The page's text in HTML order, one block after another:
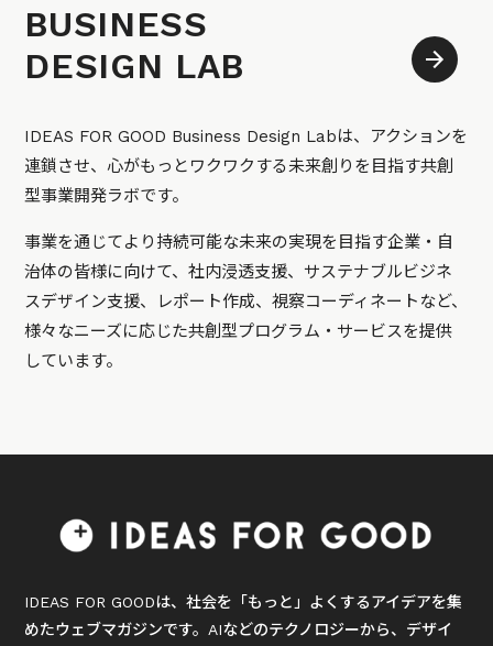
BUSINESS
DESIGN LAB
IDEAS FOR GOOD Business Design Labは、アクションを
連鎖させ、心がもっとワクワクする未来創りを目指す共創
型事業開発ラボです。
事業を通じてより持続可能な未来の実現を目指す企業・自
治体の皆様に向けて、社内浸透支援、サステナブルビジネ
スデザイン支援、レポート作成、視察コーディネートなど、
様々なニーズに応じた共創型プログラム・サービスを提供
しています。
IDEAS FOR GOODは、社会を「もっと」よくするアイデアを集
めたウェブマガジンです。AIなどのテクノロジーから、デザイ